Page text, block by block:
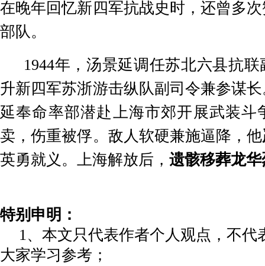
在晚年回忆新四军抗战史时，还曾多
部队。
1944年，汤景延调任苏北六县抗
升新四军苏浙游击纵队副司令兼参谋
延奉命率部潜赴上海市郊开展武装斗
卖，伤重被俘。敌人软硬兼施逼降，他
英勇就义。上海解放后， 遗骸移葬龙
特别申明：
1、本文只代表作者个人观点，不代
大家学习参考；